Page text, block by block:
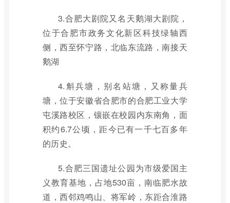
3.合肥大剧院又名天鹅湖大剧院，
位于合肥市政务文化新区科技绿轴西
侧，西至怀宁路，北临东流路，南接天
鹅湖
4.斛兵塘，别名站塘，又称量兵
塘，位于安徽省合肥市的合肥工业大学
屯溪路校区，镶嵌在校园内东南角，面
积约6.7公顷，距今已有一千七百多年
的历史。
5.合肥三国遗址公园为市级爱国主
义教育基地，占地530亩，南临肥水故
道，西邻鸡鸣山、将军岭，东距合淮路